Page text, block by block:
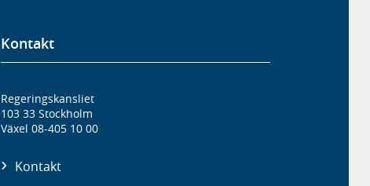
Kontakt
Regeringskansliet
103 33 Stockholm
Växel 08-405 10 00
Kontakt